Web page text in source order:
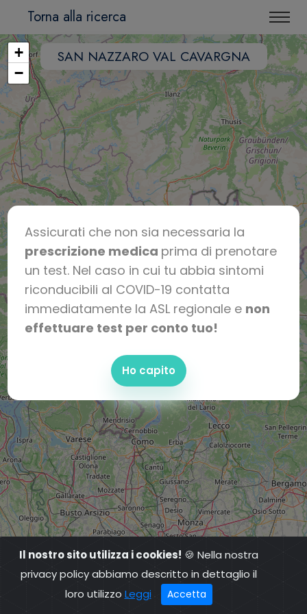
Assicurati che non sia necessaria la
prescrizione medica prima di prenotare
un test. Nel caso in cui tu abbia sintomi
riconducibili al COVID-19 contatta
immediatamente la ASL regionale e non
effettuare test per conto tuo!
Ho capito
Torna alla ricerca
SAN NAZZARO VAL CAVARGNA
+
−
Il nostro sito utilizza i cookies! 🍪 Nella nostra
privacy policy abbiamo descritto in dettaglio il
loro utilizzo Leggi Accetta